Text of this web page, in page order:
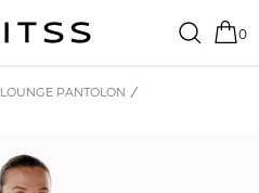
0
LOUNGE PANTOLON /